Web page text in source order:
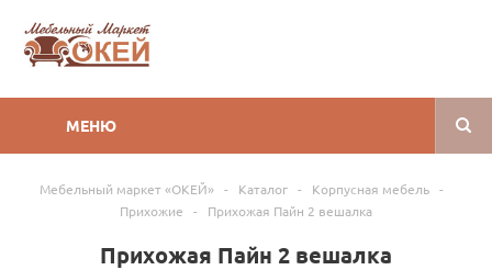
МЕНЮ
Мебельный маркет «ОКЕЙ» - Каталог - Корпусная мебель -
Прихожие
- Прихожая Пайн 2 вешалка
Прихожая Пайн 2 вешалка